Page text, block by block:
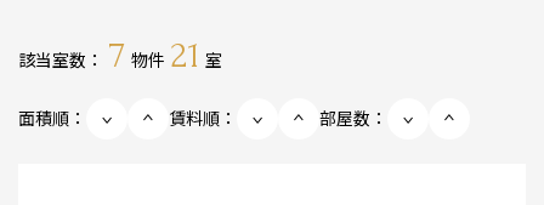
該当室数： 7 物件 21 室
面積順： 賃料順： 部屋数：